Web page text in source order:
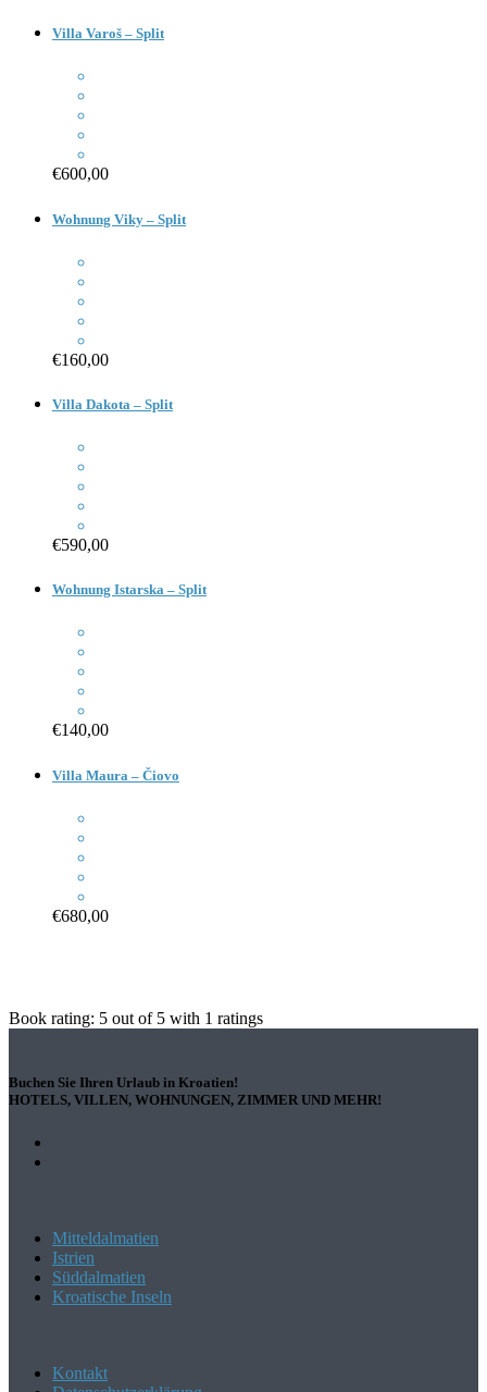
Villa Varoš – Split
€600,00
Wohnung Viky – Split
€160,00
Villa Dakota – Split
€590,00
Wohnung Istarska – Split
€140,00
Villa Maura – Čiovo
€680,00
Book rating: 5 out of 5 with 1 ratings
Buchen Sie Ihren Urlaub in Kroatien!
HOTELS, VILLEN, WOHNUNGEN, ZIMMER UND MEHR!
Mitteldalmatien
Istrien
Süddalmatien
Kroatische Inseln
Kontakt